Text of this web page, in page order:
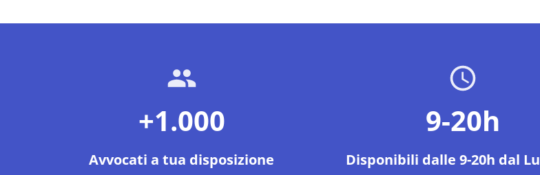
+1.000
Avvocati a tua disposizione
9-20h
Disponibili dalle 9-20h dal